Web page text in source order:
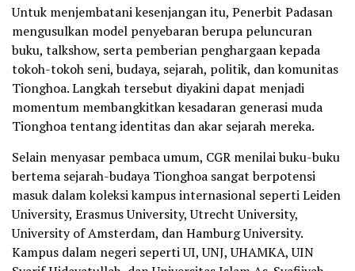
Untuk menjembatani kesenjangan itu, Penerbit Padasan
mengusulkan model penyebaran berupa peluncuran
buku, talkshow, serta pemberian penghargaan kepada
tokoh-tokoh seni, budaya, sejarah, politik, dan komunitas
Tionghoa. Langkah tersebut diyakini dapat menjadi
momentum membangkitkan kesadaran generasi muda
Tionghoa tentang identitas dan akar sejarah mereka.
Selain menyasar pembaca umum, CGR menilai buku-buku
bertema sejarah-budaya Tionghoa sangat berpotensi
masuk dalam koleksi kampus internasional seperti Leiden
University, Erasmus University, Utrecht University,
University of Amsterdam, dan Hamburg University.
Kampus dalam negeri seperti UI, UNJ, UHAMKA, UIN